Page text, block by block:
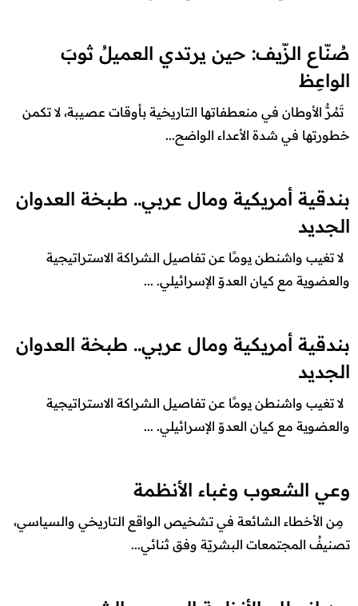
صُنّاع الزّيف: حين يرتدي العميلُ ثوبَ
الواعِظ
تَمُرُّ الأوطان في منعطفاتها التاريخية بأوقات عصيبة، لا تكمن
خطورتها في شدة الأعداء الواضح...
بندقية أمريكية ومال عربي.. طبخة العدوان
الجديد
لا تغيب واشنطن يومًا عن تفاصيل الشراكة الاستراتيجية
والعضوية مع كيان العدوّ الإسرائيلي. ...
بندقية أمريكية ومال عربي.. طبخة العدوان
الجديد
لا تغيب واشنطن يومًا عن تفاصيل الشراكة الاستراتيجية
والعضوية مع كيان العدوّ الإسرائيلي. ...
وعي الشعوب وغباء الأنظمة
مِن الأخطاء الشائعة في تشخيص الواقع التاريخي والسياسي،
تصنيفُ المجتمعات البشريّة وفق ثنائي...